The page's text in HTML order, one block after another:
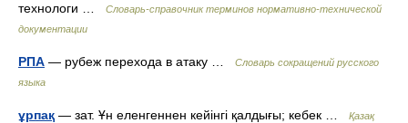
технологи …
Словарь-справочник терминов нормативно-технической
документации
РПА — рубеж перехода в атаку …
Словарь сокращений русского
языка
ұрпақ — зат. Ұн еленгеннен кейінгі қалдығы; кебек …
Қазақ